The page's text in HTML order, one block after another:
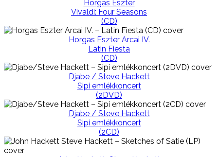
Horgas Eszter
Vivaldi: Four Seasons
(CD)
Horgas Eszter Arcai IV.
Latin Fiesta
(CD)
Djabe / Steve Hackett
Sipi emlékkoncert
(2DVD)
Djabe / Steve Hackett
Sipi emlékkoncert
(2CD)